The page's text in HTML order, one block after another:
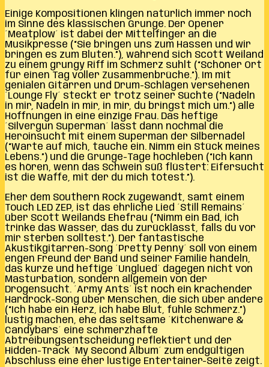
Einige Kompositionen klingen natürlich immer noch
im Sinne des klassischen Grunge. Der Opener
´Meatplow´ ist dabei der Mittelfinger an die
Musikpresse (“Sie bringen uns zum Hassen und wir
bringen es zum Bluten.”), während sich Scott Weiland
zu einem grungy Riff im Schmerz suhlt (“Schöner Ort
für einen Tag voller Zusammenbrüche.”). Im mit
genialen Gitarren und Drum-Schlägen versehenen
´Lounge Fly´ steckt er trotz seiner Süchte (“Nadeln
in mir, Nadeln in mir, in mir, du bringst mich um.”) alle
Hoffnungen in eine einzige Frau. Das heftige
´Silvergun Superman´ lässt dann nochmal die
Heroinsucht mit einem Superman der Silbernadel
(“Warte auf mich, tauche ein. Nimm ein Stück meines
Lebens.”) und die Grunge-Tage hochleben (“Ich kann
es hören, wenn das Schwein süß flüstert: Eifersucht
ist die Waffe, mit der du mich tötest.”).
Eher dem Southern Rock zugewandt, samt einem
Touch LED ZEP, ist das ehrliche Lied ´Still Remains´
über Scott Weilands Ehefrau (“Nimm ein Bad, ich
trinke das Wasser, das du zurücklässt, falls du vor
mir sterben solltest.”). Der fantastische
Akustikgitarren-Song ´Pretty Penny´ soll von einem
engen Freund der Band und seiner Familie handeln,
das kurze und heftige ´Unglued´ dagegen nicht von
Masturbation, sondern allgemein von der
Drogensucht. ´Army Ants´ ist noch ein krachender
Hardrock-Song über Menschen, die sich über andere
(“Ich habe ein Herz, ich habe Blut, fühle Schmerz.”)
lustig machen, ehe das seltsame ´Kitchenware &
Candybars´ eine schmerzhafte
Abtreibungsentscheidung reflektiert und der
Hidden-Track ´My Second Album´ zum endgültigen
Abschluss eine eher lustige Entertainer-Seite zeigt.